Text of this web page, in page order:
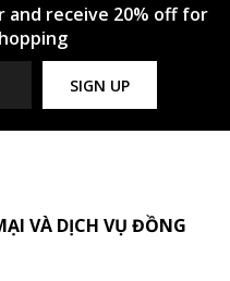
receive 20% off for
SIGN UP
VÀ DỊCH VỤ ĐỒNG